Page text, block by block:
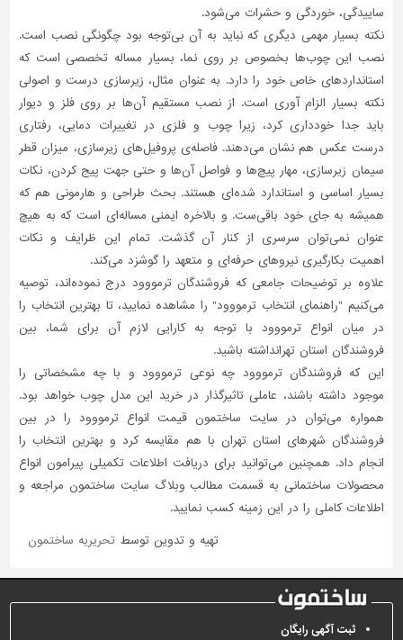
ساییدگی، خوردگی و حشرات می‌شود.
نکته بسیار مهمی دیگری که نباید به آن بی‌توجه بود چگونگی نصب است.
نصب این چوب‌ها بخصوص بر روی نما، بسیار مساله تخصصی ‌است که
استانداردهای خاص خود را دارد. به عنوان مثال، زیرسازی درست و اصولی
نکته بسیار الزام آوری است. از نصب مستقیم آن‌ها بر روی فلز و دیوار
باید جدا خودداری کرد، زیرا چوب و فلزی در تغییرات دمایی، رفتاری
درست عکس هم نشان می‌دهند. فاصله‌ی پروفیل‌های زیرسازی، میزان قطر
سیمان زیرسازی، مهار پیچ‌ها و فواصل آن‌ها و حتی جهت پیج کردن، نکات
بسیار اساسی و استاندارد شده‌ای هستند. بحث طراحی و هارمونی هم که
همیشه به جای خود باقی‌ست. و بالاخره ایمنی مساله‌ای است که به هیچ
عنوان نمی‌توان سرسری از کنار آن گذشت. تمام این ظرایف و نکات
اهمیت بکارگیری نیروهای حرفه‌ای و متعهد را گوشزد می‌کند.
علاوه بر توضیحات جامعی که فروشندگان ترمووود درج نموده‌اند، توصیه
می‌کنیم "راهنمای انتخاب ترمووود" را مشاهده نمایید، تا بهترین انتخاب را
در میان انواع ترمووود با توجه به کارایی لازم آن برای شما، بین
فروشندگان استان تهرانداشته باشید.
این که فروشندگان ترمووود چه نوعی ترمووود و با چه مشخصاتی را
موجود داشته باشند، عاملی تاثیر‌گذار در خرید این مدل چوب خواهد بود.
همواره می‌توان در سایت ساختمون قیمت انواع ترمووود را در بین
فروشندگان شهرهای استان تهران با هم مقایسه کرد و بهترین انتخاب را
انجام داد. همچنین می‌توانید برای دریافت اطلاعات تکمیلی پیرامون انواع
محصولات ساختمانی به قسمت مطالب وبلاگ سایت ساختمون مراجعه و
اطلاعات کاملی را در این زمینه کسب نمایید.
تهیه و تدوین توسط تحریریه ساختمون
ثبت آگهی رایگان